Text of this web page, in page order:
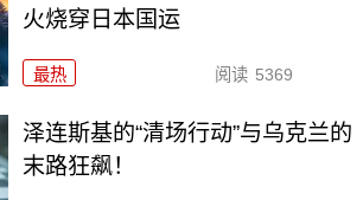
火烧穿日本国运
最热 阅读 5369
泽连斯基的“清场行动”与乌克兰的
末路狂飙！